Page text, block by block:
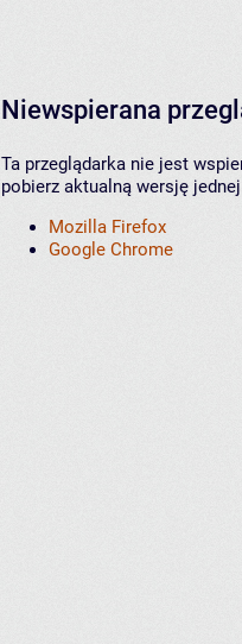
Niewspierana
Ta przeglądarka nie jest
pobierz aktualną wersję
Mozilla Firefox
Google Chrome